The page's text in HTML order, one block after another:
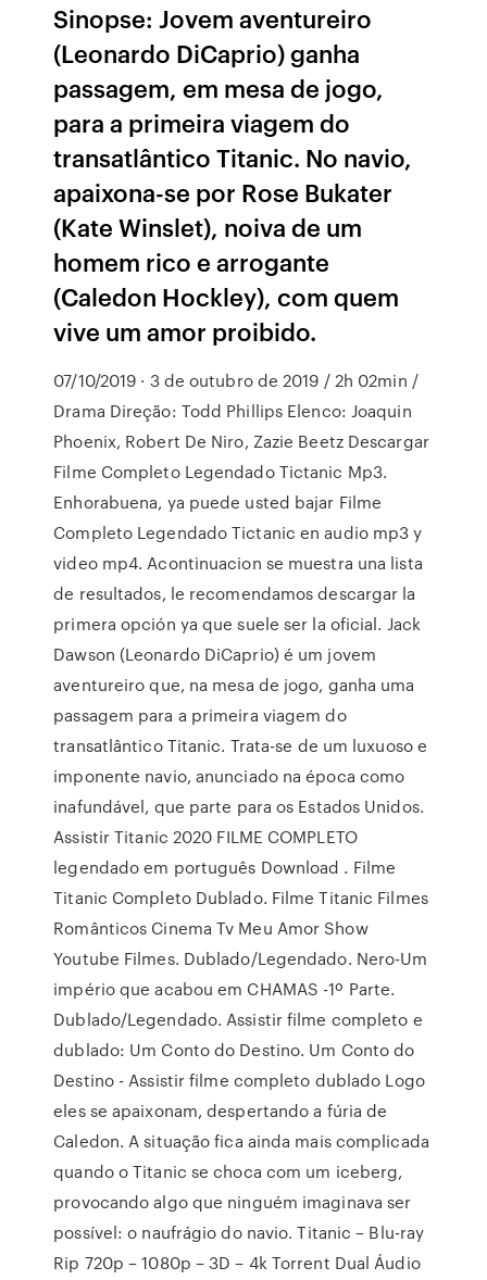
Sinopse: Jovem aventureiro
(Leonardo DiCaprio) ganha
passagem, em mesa de jogo,
para a primeira viagem do
transatlântico Titanic. No navio,
apaixona-se por Rose Bukater
(Kate Winslet), noiva de um
homem rico e arrogante
(Caledon Hockley), com quem
vive um amor proibido.
07/10/2019 · 3 de outubro de 2019 / 2h 02min /
Drama Direção: Todd Phillips Elenco: Joaquin
Phoenix, Robert De Niro, Zazie Beetz Descargar
Filme Completo Legendado Tictanic Mp3.
Enhorabuena, ya puede usted bajar Filme
Completo Legendado Tictanic en audio mp3 y
video mp4. Acontinuacion se muestra una lista
de resultados, le recomendamos descargar la
primera opción ya que suele ser la oficial. Jack
Dawson (Leonardo DiCaprio) é um jovem
aventureiro que, na mesa de jogo, ganha uma
passagem para a primeira viagem do
transatlântico Titanic. Trata-se de um luxuoso e
imponente navio, anunciado na época como
inafundável, que parte para os Estados Unidos.
Assistir Titanic 2020 FILME COMPLETO
legendado em português Download . Filme
Titanic Completo Dublado. Filme Titanic Filmes
Românticos Cinema Tv Meu Amor Show
Youtube Filmes. Dublado/Legendado. Nero-Um
império que acabou em CHAMAS -1º Parte.
Dublado/Legendado. Assistir filme completo e
dublado: Um Conto do Destino. Um Conto do
Destino - Assistir filme completo dublado Logo
eles se apaixonam, despertando a fúria de
Caledon. A situação fica ainda mais complicada
quando o Titanic se choca com um iceberg,
provocando algo que ninguém imaginava ser
possível: o naufrágio do navio. Titanic – Blu-ray
Rip 720p – 1080p – 3D – 4k Torrent Dual Áudio